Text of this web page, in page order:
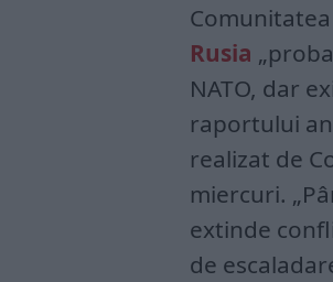
Rusia
NATO, dar
raportului
realizat de
miercuri.
extinde
de